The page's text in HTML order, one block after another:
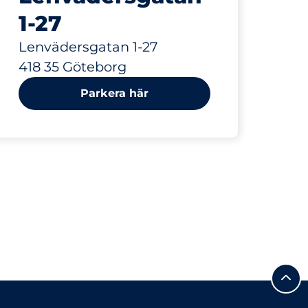
1-27
Lenvädersgatan 1-27
418 35 Göteborg
Parkera här